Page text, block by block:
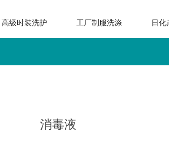
高级时装洗护 工厂制服洗涤 日化
消毒液